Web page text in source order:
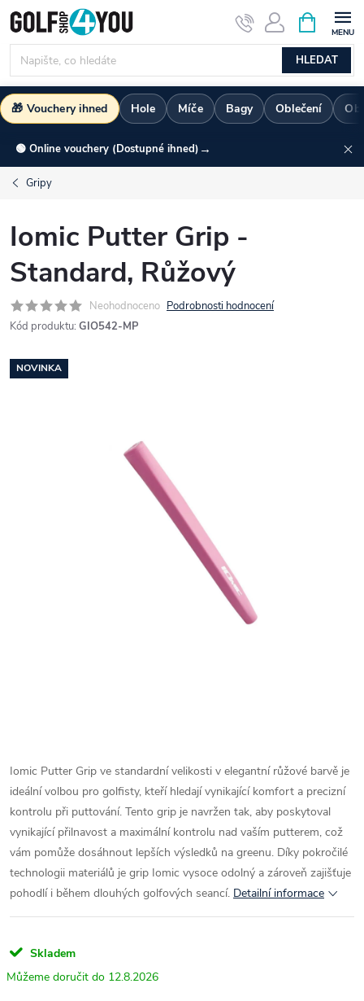
Přejít
na
obsah
HLEDAT
NÁKUPNÍ
KOŠÍK
🎁 Vouchery ihned Hole Míče Bagy Oblečení
🟢 Online vouchery (Dostupné ihned) →
Gripy
Iomic Putter Grip -
Standard, Růžový
Neohodnoceno Podrobnosti hodnocení
Kód produktu: GIO542-MP
NOVINKA
Iomic Putter Grip ve standardní velikosti v elegantní růžové barvě je
ideální volbou pro golfisty, kteří hledají vynikající komfort a precizní
kontrolu při puttování. Tento grip je navržen tak, aby poskytoval
vynikající přilnavost a maximální kontrolu nad vaším putterem, což
vám pomůže dosáhnout lepších výsledků na greenu. Díky pokročilé
technologii materiálů je grip Iomic vysoce odolný a zároveň zajišťuje
pohodlí i během dlouhých golfových seancí. Detailní informace
Skladem
12.8.2026